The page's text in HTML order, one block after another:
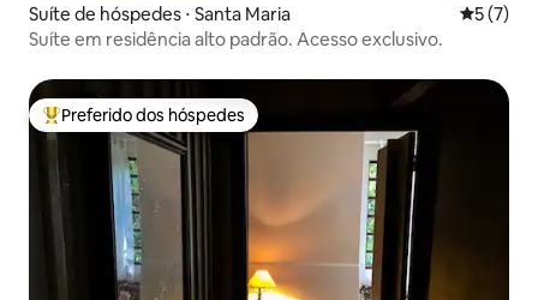
Suíte de hóspedes ⋅ Santa Maria 5 de
5 (7)
Suíte em residência alto padrão. Acesso exclusivo.
Entre os melhores preferidos dos hóspedes
Preferido dos hóspedes